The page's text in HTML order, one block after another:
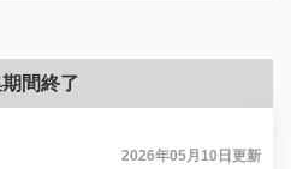
間終了
2026年05月10日 更新